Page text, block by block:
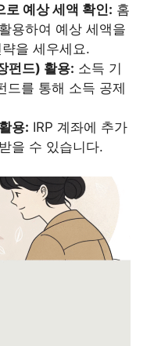
로 예상 세액 확인: 홈
용하여 예상 세액을
을 세우세요.
펀드) 활용: 소득 기
드를 통해 소득 공제
용: IRP 계좌에 추가
을 수 있습니다.